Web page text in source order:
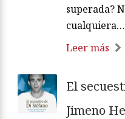
superada?
Leer más
El
Jimeno